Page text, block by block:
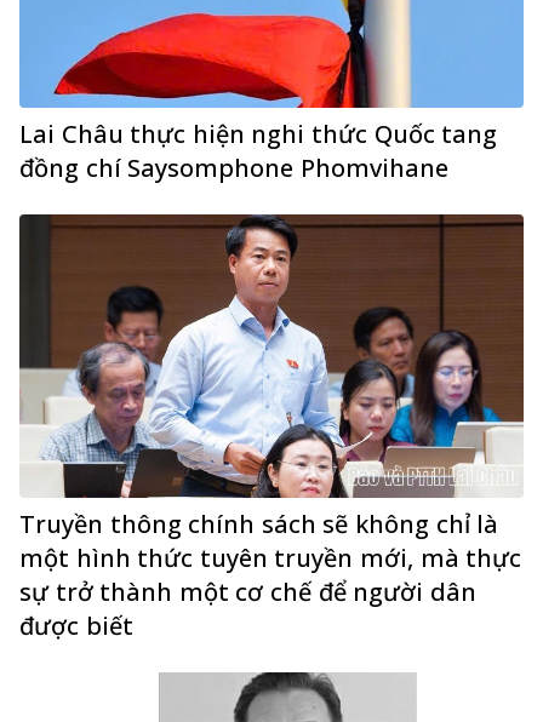
Lai Châu thực hiện nghi thức Quốc tang
đồng chí Saysomphone Phomvihane
Truyền thông chính sách sẽ không chỉ là
một hình thức tuyên truyền mới, mà thực
sự trở thành một cơ chế để người dân
được biết